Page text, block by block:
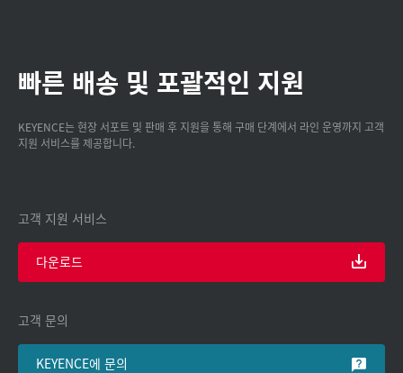
빠른 배송 및 포괄적인 지원
KEYENCE는 현장 서포트 및 판매 후 지원을 통해 구매 단계에서 라인 운영까지 고객
지원 서비스를 제공합니다.
고객 지원 서비스
다운로드
고객 문의
KEYENCE에 문의